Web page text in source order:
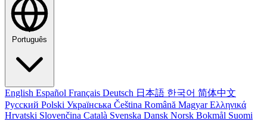
Português
English Español Français Deutsch 日本語 한국어 简体中文
Русский Polski Українська Čeština Română MagyarΕλληνικά
Hrvatski Slovenčina Català Svenska Dansk Norsk Bokmål Suomi